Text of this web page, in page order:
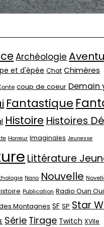
Archéologie
et d'épée Chat Chimères
coup de coeur Demain
Fantastique
Histoire Histoires
Horreur Imaginales Jeunesse
Littérature
Nano Nouvelle
Publication Radio Ouin
Montagnes SF SP Star
Série Tirage Twitch XVIIe